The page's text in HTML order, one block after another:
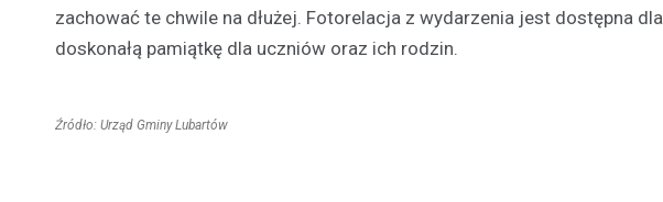
zachować te chwile na dłużej. Fotorelacja z wydarzenia jest dostępna
doskonałą pamiątkę dla uczniów oraz ich rodzin.
Źródło: Urząd Gminy Lubartów